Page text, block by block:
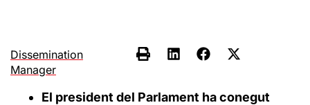
Dissemination
Manager
El president del Parlament ha conegut